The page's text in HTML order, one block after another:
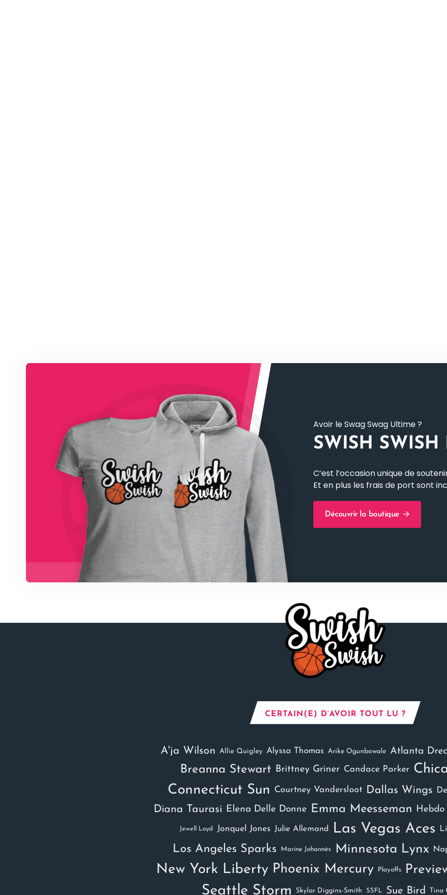
Avoir le Swag Swag Ultime ?
SWISH SWISH
C’est l’occasion unique de
Et en plus les frais de port sont
Découvrir la boutique
CERTAIN(E) D’AVOIR TOUT LU ?
A'ja Wilson Allie Quigley Alyssa Thomas Arike Ogunbowale Atlanta
Breanna Stewart Brittney Griner Candace Parker
Connecticut Sun
Courtney Vandersloot Dallas Wings
Diana Taurasi Elena Delle Donne Emma Meesseman Hebdo
Jewell Loyd Jonquel Jones Julie Allemand Las Vegas Aces
Los Angeles Sparks Marine Johannès Minnesota Lynx
New York Liberty Phoenix Mercury Playoffs
Seattle Storm Skylar Diggins-Smith SSFL Sue Bird Tina